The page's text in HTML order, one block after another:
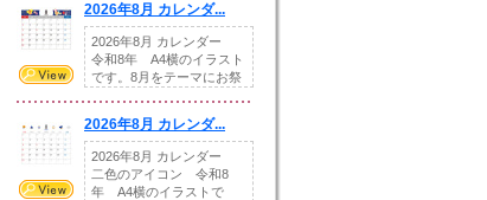
2026年8月 カレンダ...
2026年8月 カレンダー
令和8年 A4横のイラスト
です。8月をテーマにお祭
2026年8月 カレンダ...
2026年8月 カレンダー
二色のアイコン 令和8
年 A4横のイラストで